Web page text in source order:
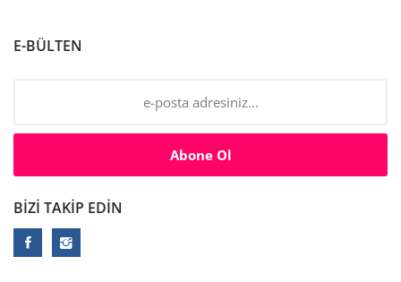
E-BÜLTEN
Abone Ol
BIZI TAKIP EDIN